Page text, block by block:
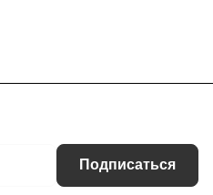
Подписаться